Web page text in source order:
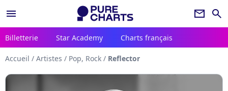
menu newsletter search
Billetterie Star Academy Charts français
Accueil / Artistes / Pop, Rock / Reflector